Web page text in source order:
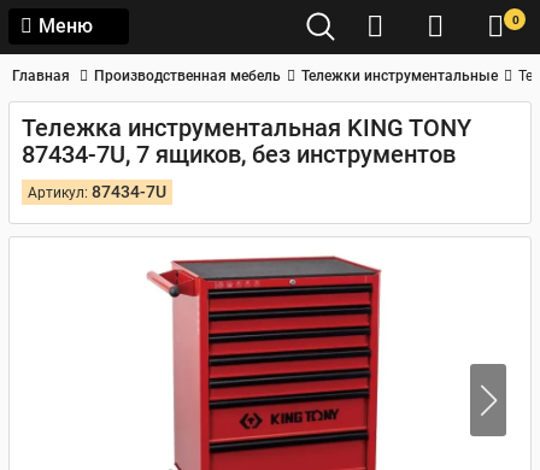
Меню 0
Главная Производственная мебель Тележки инструментальные
Тележка инструментальная KING TONY
87434-7U, 7 ящиков, без инструментов
Артикул: 87434-7U